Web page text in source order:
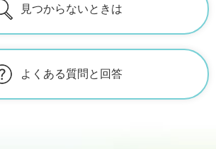
見つからないときは
よくある質問と回答